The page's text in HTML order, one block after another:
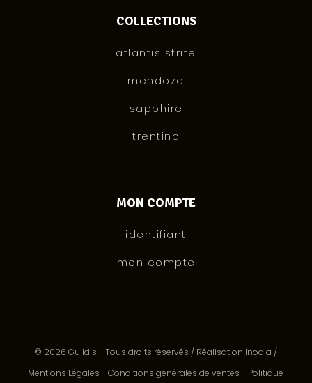
COLLECTIONS
atlantis strite
mendoza
sapphire
trentino
MON COMPTE
identifiant
mon compte
© 2026 Guildis - Tous droits réservés / Réalisation Inodia /
Mentions Légales -Conditions générales de ventes - Politique